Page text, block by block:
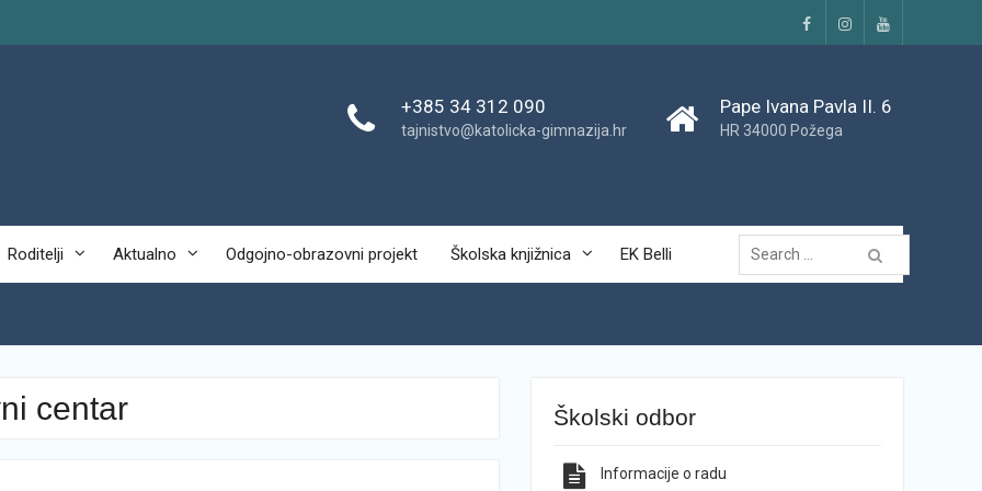
FacebookInstagramYouTube
+385 34 312 090
tajnistvo@katolicka-gimnazija.hr
Pape Ivana Pavla II. 6
HR 34000 Požega
Roditelji Aktualno Odgojno-obrazovni projekt Školska knjižnica EK Belli
Traži...
centar Školski odbor
Informacije o radu